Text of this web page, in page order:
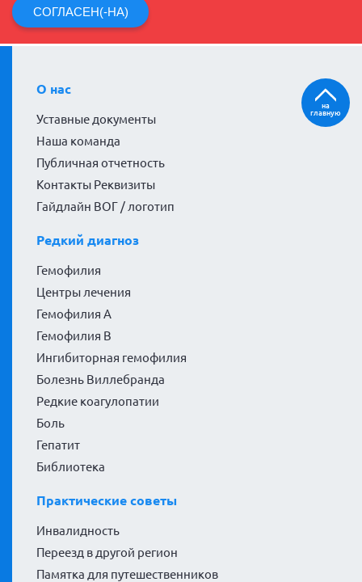
СОГЛАСЕН(-НА)
О нас
Уставные документы
Наша команда
Публичная отчетность
Контакты Реквизиты
Гайдлайн ВОГ / логотип
Редкий диагноз
Гемофилия
Центры лечения
Гемофилия А
Гемофилия В
Ингибиторная гемофилия
Болезнь Виллебранда
Редкие коагулопатии
Боль
Гепатит
Библиотека
Практические советы
Инвалидность
Переезд в другой регион
Памятка для путешественников
на
главную